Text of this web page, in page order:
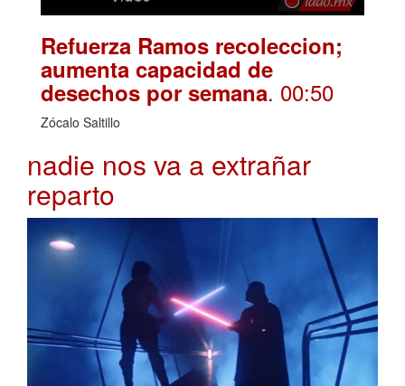
Refuerza Ramos recoleccion;
aumenta capacidad de
desechos por semana. 00:50
Zócalo Saltillo
nadie nos va a extrañar
reparto